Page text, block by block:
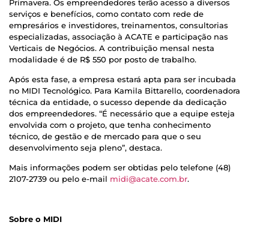
Primavera. Os empreendedores terão acesso a diversos
serviços e benefícios, como contato com rede de
empresários e investidores, treinamentos, consultorias
especializadas, associação à ACATE e participação nas
Verticais de Negócios. A contribuição mensal nesta
modalidade é de R$ 550 por posto de trabalho.
Após esta fase, a empresa estará apta para ser incubada
no MIDI Tecnológico. Para Kamila Bittarello, coordenadora
técnica da entidade, o sucesso depende da dedicação
dos empreendedores. “É necessário que a equipe esteja
envolvida com o projeto, que tenha conhecimento
técnico, de gestão e de mercado para que o seu
desenvolvimento seja pleno”, destaca.
Mais informações podem ser obtidas pelo telefone (48)
2107-2739 ou pelo e-mail midi@acate.com.br.
Sobre o MIDI